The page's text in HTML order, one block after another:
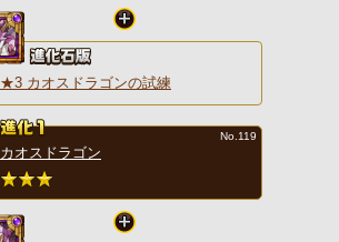
★3 カオスドラゴンの試練
カオスドラゴン
No.119